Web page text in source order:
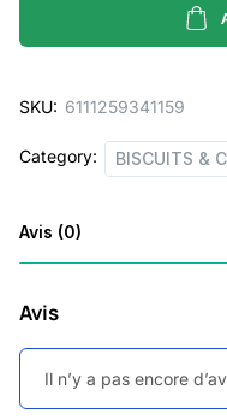
quantity
SKU: 6111259341159
Category: BISCUITS &
Avis (0)
Avis
Il n’y a pas encore